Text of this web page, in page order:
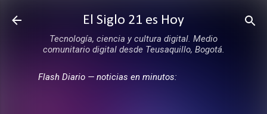
Ir al contenido principal
El Siglo 21 es Hoy
Tecnología, ciencia y cultura digital. Medio
comunitario digital desde Teusaquillo, Bogotá.
Flash Diario — noticias en minutos: